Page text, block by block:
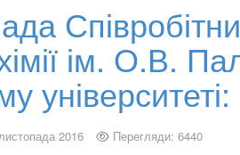
ім. О.В.
університеті:
2016 Перегляди: 6440